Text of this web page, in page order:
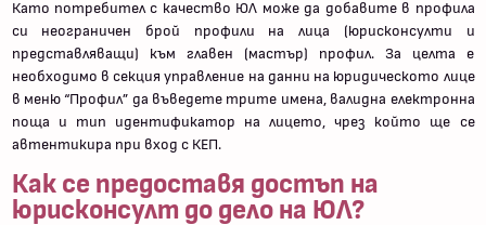
Като потребител с качество ЮЛ може да добавите в профила
си неограничен брой профили на лица (юрисконсулти и
представляващи) към главен (мастър) профил. За целта е
необходимо в секция управление на данни на юридическото лице
в меню “Профил” да въведете трите имена, валидна електронна
поща и тип идентификатор на лицето, чрез който ще се
автентикира при вход с КЕП.
Как се предоставя достъп на
юрисконсулт до дело на ЮЛ?